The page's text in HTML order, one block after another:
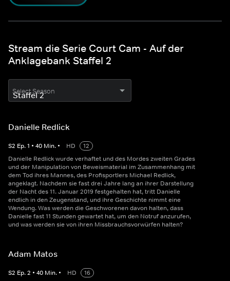
Stream die Serie Court Cam - Auf der
Anklagebank Staffel 2
Select Season
Danielle Redlick
S2 Ep.1 • 40 Min. • HD
12
Danielle Redlick wurde verhaftet und des Mordes zweiten Grades
und der Manipulation von Beweismaterial im Zusammenhang mit
dem Tod ihres Mannes, des Profisportlers Michael Redlick,
angeklagt. Nachdem sie fast drei Jahre lang an ihrer Darstellung
der Nacht des 11. Januar 2019 festgehalten hat, tritt Danielle
endlich in den Zeugenstand, und ihre Geschichte nimmt eine
Wendung. Was werden die Geschworenen davon halten, dass
Danielle fast 11 Stunden gewartet hat, um den Notruf anzurufen,
und was werden sie von ihren Missbrauchsvorwürfen halten?
Adam Matos
S2 Ep.2 • 40 Min. • HD
16